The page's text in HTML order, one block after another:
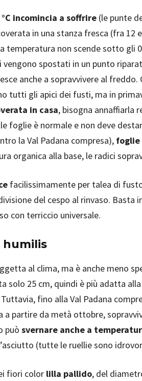
incomincia a soffrire (le punte
in una stanza fresca (fra 12
temperatura non scende sotto gli
spostati in un punto
anche a sopravvivere al
tutti gli apici dei fusti, ma in
in casa, bisogna annaffiarla
foglie è normale e non deve
la Val Padana compresa), foglie
organica alla base, le radici
facilissimamente per talea di
del cespo al rinvaso. Basta
con terriccio universale.
humilis
al clima, ma è anche meno
solo 25 cm, quindi è più adatta alla
Tuttavia, fino alla Val Padana
a partire da metà ottobre,
può svernare anche a
(tutte le ruellie sono
fiori color lilla pallido, del